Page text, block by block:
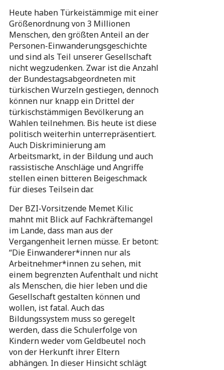
Heute haben Türkeistämmige mit einer
Größenordnung von 3 Millionen
Menschen, den größten Anteil an der
Personen-Einwanderungsgeschichte
und sind als Teil unserer Gesellschaft
nicht wegzudenken. Zwar ist die Anzahl
der Bundestagsabgeordneten mit
türkischen Wurzeln gestiegen, dennoch
können nur knapp ein Drittel der
türkischstämmigen Bevölkerung an
Wahlen teilnehmen. Bis heute ist diese
politisch weiterhin unterrepräsentiert.
Auch Diskriminierung am
Arbeitsmarkt, in der Bildung und auch
rassistische Anschläge und Angriffe
stellen einen bitteren Beigeschmack
für dieses Teilsein dar.
Der BZI-Vorsitzende Memet Kilic
mahnt mit Blick auf Fachkräftemangel
im Lande, dass man aus der
Vergangenheit lernen müsse. Er betont:
“Die Einwanderer*innen nur als
Arbeitnehmer*innen zu sehen, mit
einem begrenzten Aufenthalt und nicht
als Menschen, die hier leben und die
Gesellschaft gestalten können und
wollen, ist fatal. Auch das
Bildungssystem muss so geregelt
werden, dass die Schulerfolge von
Kindern weder vom Geldbeutel noch
von der Herkunft ihrer Eltern
abhängen. In dieser Hinsicht schlägt